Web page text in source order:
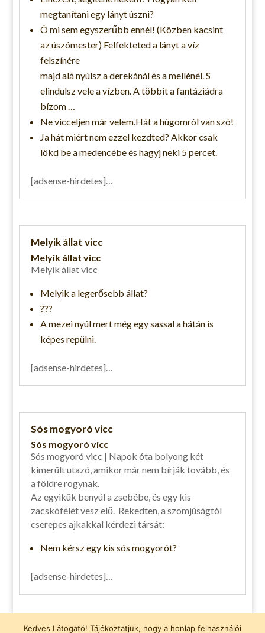
megtanítani egy lányt úszni?
Ó mi sem egyszerűbb ennél! (Közben kacsint
az úszómester) Felfekteted a lányt a víz
felszínére
majd alá nyúlsz a derekánál és a mellénél. S
elindulsz vele a vízben. A többit a fantáziádra
bízom …
Ne vicceljen már velem.Hát a húgomról van szó!
Ja hát miért nem ezzel kezdted? Akkor csak
lökd be a medencébe és hagyj neki 5 percet.
[adsense-hirdetes]…
Melyik állat vicc
Melyik állat vicc
Melyik állat vicc
Melyik a legerősebb állat?
???
A mezei nyúl mert még egy sassal a hátán is
képes repülni.
[adsense-hirdetes]…
Sós mogyoró vicc
Sós mogyoró vicc
Sós mogyoró vicc | Napok óta bolyong két
kimerült utazó, amikor már nem bírják tovább, és
a földre rogynak.
Az egyikük benyúl a zsebébe, és egy kis
zacskófélét vesz elő. Rekedten, a szomjúságtól
cserepes ajkakkal kérdezi társát:
Nem kérsz egy kis sós mogyorót?
[adsense-hirdetes]…
Kedves Látogató! Tájékoztatjuk, hogy a honlap felhasználói